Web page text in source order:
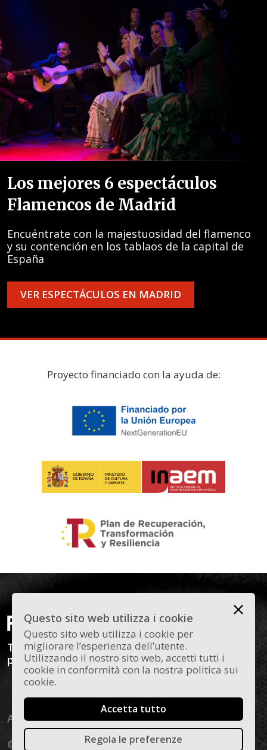
Los mejores 6 espectáculos
Flamencos de Madrid
Encuéntrate con la majestuosidad del flamenco
y su contención en los tablaos de la capital de
España
VER ESPECTÁCULOS EN MADRID
Proyecto financiado con la ayuda de:
Todas las novedades y curiosidades sobre el
panorama actual del flamenco en Madrid.
© 2026 Flamenco Madrid - Todos los derechos
Aviso legal Política de cookies
Questo sito web utilizza i cookie
Questo sito web utilizza i cookie per
migliorare l’esperienza dell’utente.
Utilizzando il nostro sito web, accetti tutti i
cookie in conformità con la nostra politica sui
cookie.
Accetta tutto
Regola le preferenze